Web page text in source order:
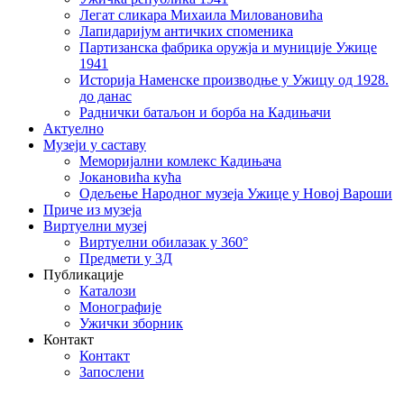
Легат сликара Михаила Миловановића
Лапидаријум античких споменика
Партизанска фабрика оружја и муниције Ужице
1941
Историја Наменске производње у Ужицу од 1928.
до данас
Раднички батаљон и борба на Кадињачи
Актуелно
Музеји у саставу
Меморијални комлекс Кадињача
Јокановића кућа
Oдељење Народног музеја Ужице у Новој Вароши
Приче из музеја
Виртуелни музеј
Виртуелни обилазак у 360°
Предмети у 3Д
Публикације
Каталози
Монографије
Ужички зборник
Контакт
Контакт
Запослени